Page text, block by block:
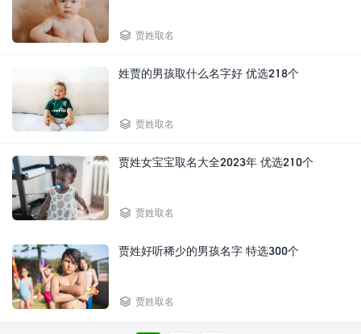
 贾姓取名
姓贾的男孩取什么名字好 优选218个
 贾姓取名
贾姓女宝宝取名大全2023年 优选210个
 贾姓取名
贾姓好听稀少的男孩名字 特选300个
 贾姓取名